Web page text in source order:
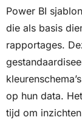
Power BI
die als basis
rapportages.
op hun data.
tijd om